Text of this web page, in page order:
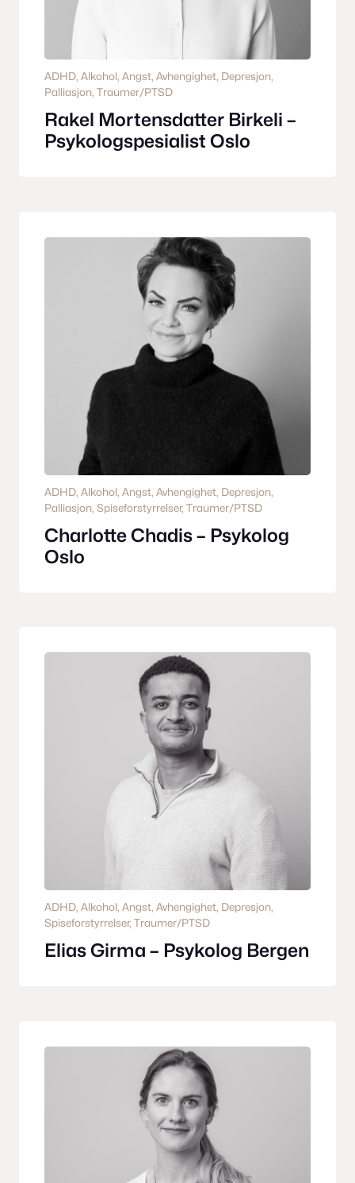
ADHD, Alkohol, Angst, Avhengighet, Depresjon
Palliasjon, Traumer/PTSD
Rakel Mortensdatter Birkeli –
Psykologspesialist Oslo
ADHD, Alkohol, Angst, Avhengighet, Depresjon
Palliasjon, Spiseforstyrrelser, Traumer/PTSD
Charlotte Chadis – Psykolog
Oslo
ADHD, Alkohol, Angst, Avhengighet, Depresjon
Spiseforstyrrelser, Traumer/PTSD
Elias Girma – Psykolog Bergen